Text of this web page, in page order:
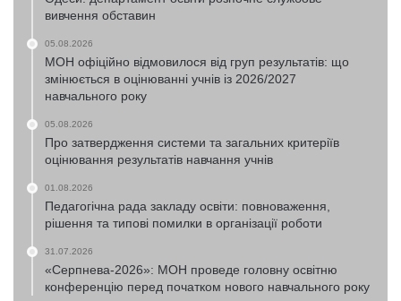
вивчення обставин
05.08.2026
МОН офіційно відмовилося від груп результатів: що
змінюється в оцінюванні учнів із 2026/2027
навчального року
05.08.2026
Про затвердження системи та загальних критеріїв
оцінювання результатів навчання учнів
01.08.2026
Педагогічна рада закладу освіти: повноваження,
рішення та типові помилки в організації роботи
31.07.2026
«Серпнева-2026»: МОН проведе головну освітню
конференцію перед початком нового навчального року